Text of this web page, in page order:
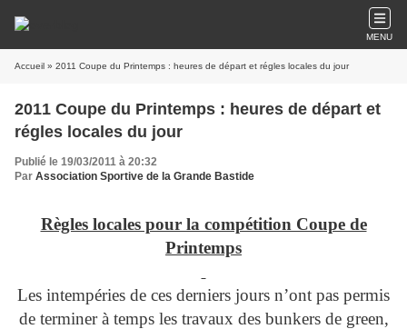
MENU
Accueil » 2011 Coupe du Printemps : heures de départ et régles locales du jour
2011 Coupe du Printemps : heures de départ et
régles locales du jour
Publié le 19/03/2011 à 20:32
Par Association Sportive de la Grande Bastide
Règles locales pour la compétition Coupe de
Printemps
Les intempéries de ces derniers jours n’ont pas permis
de terminer à temps les travaux des bunkers de green,